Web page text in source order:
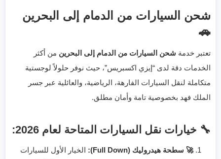
شحن السيارات من الدمام إلى البحرين
🚗
تعتبر خدمة شحن السيارات من الدمام إلى البحرين من أكثر
الخدمات دقة لدى “إيزي اكسبريس”، حيث نوفر حلولاً لوجستية
متكاملة لنقل السيارات الفارهة، الرياضية، والعائلية عبر جسر
الملك فهد بخصوصية تامة وأمان مطلق.
🔧 خيارات نقل السيارات المتاحة لعام 2026:
🚀 سطحة هيدروليك (Full Down):
الخيار الأول للسيارات